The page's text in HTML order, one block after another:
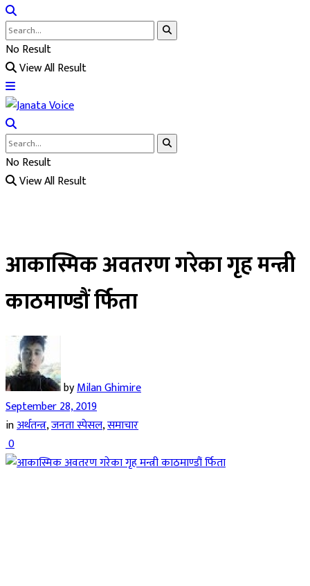
No Result
View All Result
No Result
View All Result
आकास्मिक अवतरण गरेका गृह मन्त्री
काठमाण्डौं र्फिता
byMilan Ghimire
September 28, 2019
inअर्थतन्त्र,जनता स्पेसल,समाचार
0